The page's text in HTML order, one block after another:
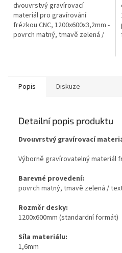
dvouvrstvý gravírovací
materiál pro gravírování
frézkou CNC, 1200x600x3,2mm -
povrch matný, tmavě zelená /
Popis Diskuze
Detailní popis produktu
Dvouvrstvý gravírovací
Výborně gravírovatelný materiál
Barevné provedení:
povrch matný, tmavě zelená /
Rozměr desky:
1200x600mm (standardní formát)
Síla materiálu:
1,6mm